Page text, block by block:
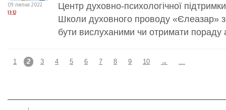
09 липня 2022
13:32
Центр духовно-психологічної
Школи духовного проводу «Єлеазар»
бути вислуханими чи отримати пораду
1 2 3 4 5 6 7 8 9 10 → …